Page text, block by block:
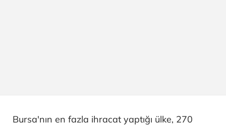
Bursa'nın en fazla ihracat yaptığı ülke, 270